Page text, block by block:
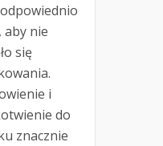
aby nie
się
i
do
znacznie